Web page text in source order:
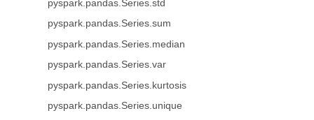
pyspark.pandas.Series.std
pyspark.pandas.Series.sum
pyspark.pandas.Series.median
pyspark.pandas.Series.var
pyspark.pandas.Series.kurtosis
pyspark.pandas.Series.unique